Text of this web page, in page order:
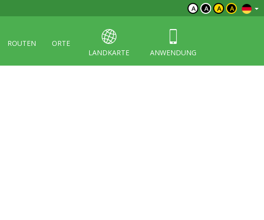
A A A A
ROUTEN
ORTE
LANDKARTE
ANWENDUNG